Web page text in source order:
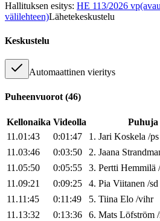
Hallituksen esitys: HE 113/2026 vp
välilehteen)Lähetekeskustelu
Keskustelu
Automaattinen vieritys
Puheenvuorot (46)
Kellonaika Videolla Puhuja
11.01:43
0:01:47 1. Jari Koskela /ps
11.03:46
0:03:50 2. Jaana
11.05:50
0:05:55 3. Pertti Hemmilä /
11.09:21
0:09:25 4. Pia Viitanen /sd
11.11:45
0:11:49 5. Tiina Elo /vihr
11.13:32
0:13:36 6. Mats Löfström /